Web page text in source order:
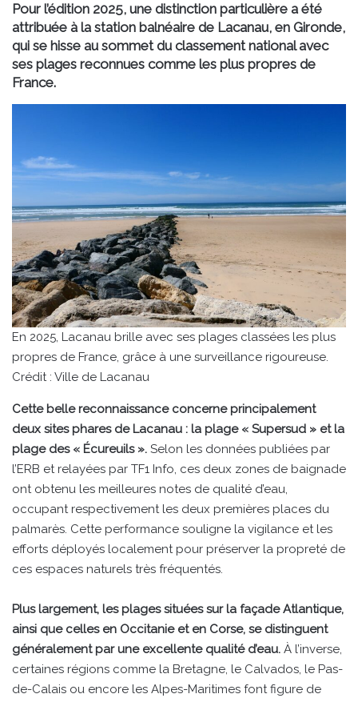
Pour l’édition 2025, une distinction particulière a été
attribuée à la station balnéaire de Lacanau, en Gironde,
qui se hisse au sommet du classement national avec
ses plages reconnues comme les plus propres de
France.
En 2025, Lacanau brille avec ses plages classées les plus
propres de France, grâce à une surveillance rigoureuse.
Crédit : Ville de Lacanau
Cette belle reconnaissance concerne principalement
deux sites phares de Lacanau : la plage « Supersud » et la
plage des « Écureuils ». Selon les données publiées par
l’ERB et relayées par TF1 Info, ces deux zones de baignade
ont obtenu les meilleures notes de qualité d’eau,
occupant respectivement les deux premières places du
palmarès. Cette performance souligne la vigilance et les
efforts déployés localement pour préserver la propreté de
ces espaces naturels très fréquentés.
Plus largement, les plages situées sur la façade Atlantique,
ainsi que celles en Occitanie et en Corse, se distinguent
généralement par une excellente qualité d’eau. À l’inverse,
certaines régions comme la Bretagne, le Calvados, le Pas-
de-Calais ou encore les Alpes-Maritimes font figure de